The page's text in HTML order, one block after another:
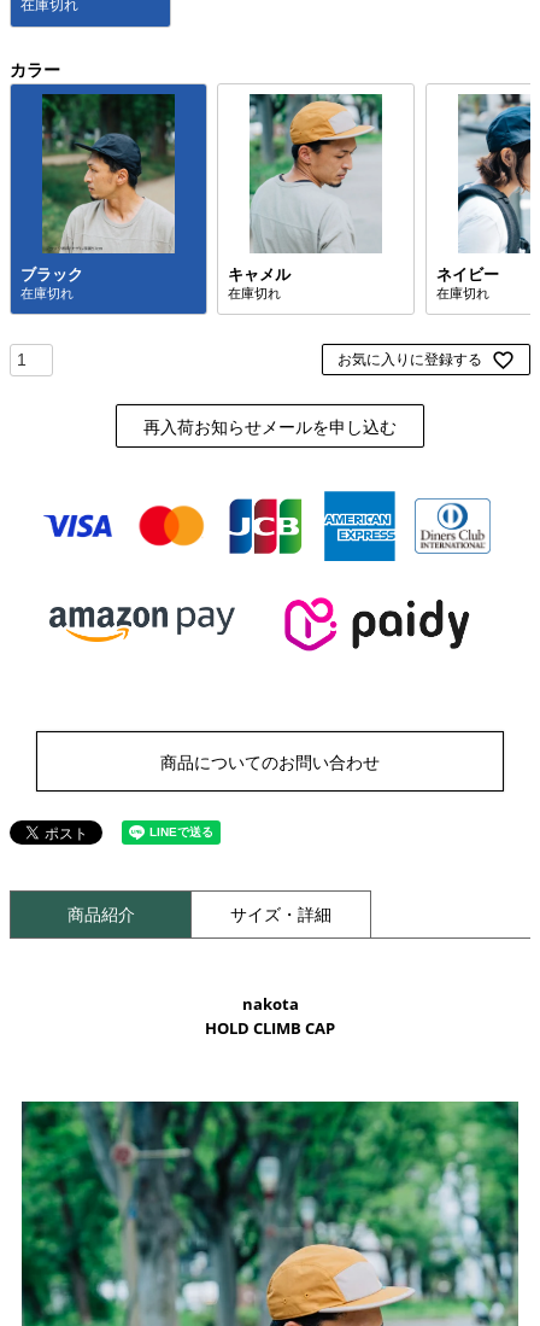
在庫切れ
カラー
ブラック キャメル ネイビー
お気に入りに登録する
再入荷お知らせメールを申し込む
商品についてのお問い合わせ
商品紹介 サイズ・詳細
nakota
HOLD CLIMB CAP